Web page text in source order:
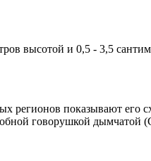
высотой и 0,5 - 3,5
регионов показывают
говорушкой дымчатой